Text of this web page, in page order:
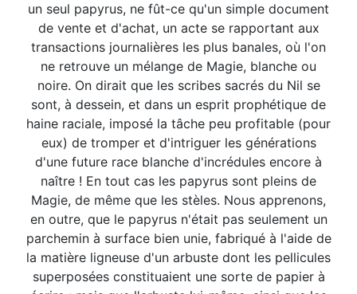
un seul papyrus, ne fût-ce qu'un simple document
de vente et d'achat, un acte se rapportant aux
transactions journalières les plus banales, où l'on
ne retrouve un mélange de Magie, blanche ou
noire. On dirait que les scribes sacrés du Nil se
sont, à dessein, et dans un esprit prophétique de
haine raciale, imposé la tâche peu profitable (pour
eux) de tromper et d'intriguer les générations
d'une future race blanche d'incrédules encore à
naître ! En tout cas les papyrus sont pleins de
Magie, de même que les stèles. Nous apprenons,
en outre, que le papyrus n'était pas seulement un
parchemin à surface bien unie, fabriqué à l'aide de
la matière ligneuse d'un arbuste dont les pellicules
superposées constituaient une sorte de papier à